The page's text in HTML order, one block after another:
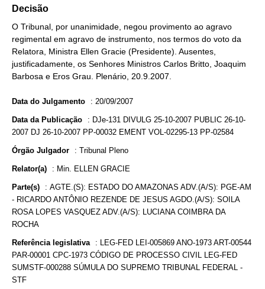
Decisão
O Tribunal, por unanimidade, negou provimento ao agravo
regimental em agravo de instrumento, nos termos do voto da
Relatora, Ministra Ellen Gracie (Presidente). Ausentes,
justificadamente, os Senhores Ministros Carlos Britto, Joaquim
Barbosa e Eros Grau. Plenário, 20.9.2007.
Data do Julgamento : 20/09/2007
Data da Publicação : DJe-131 DIVULG 25-10-2007 PUBLIC 26-10-
2007 DJ 26-10-2007 PP-00032 EMENT VOL-02295-13 PP-02584
Órgão Julgador : Tribunal Pleno
Relator(a) : Min. ELLEN GRACIE
Parte(s) : AGTE.(S): ESTADO DO AMAZONAS ADV.(A/S): PGE-AM
- RICARDO ANTÔNIO REZENDE DE JESUS AGDO.(A/S): SOILA
ROSA LOPES VASQUEZ ADV.(A/S): LUCIANA COIMBRA DA
ROCHA
Referência legislativa : LEG-FED LEI-005869 ANO-1973 ART-00544
PAR-00001 CPC-1973 CÓDIGO DE PROCESSO CIVIL LEG-FED
SUMSTF-000288 SÚMULA DO SUPREMO TRIBUNAL FEDERAL -
STF